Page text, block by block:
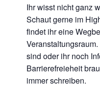
Ihr wisst nicht ganz
Schaut gerne im
findet ihr eine
sind oder ihr noch
Barrierefreieheit
immer schreiben.